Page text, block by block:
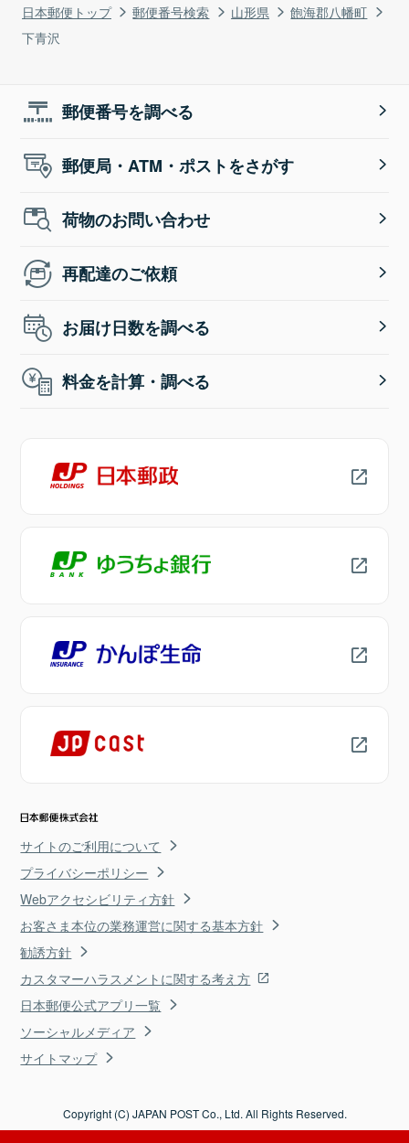
日本郵便トップ 郵便番号検索 山形県
飽海郡八幡町
下青沢
郵便番号を調べる
郵便局・ATM・ポストをさがす
荷物のお問い合わせ
再配達のご依頼
お届け日数を調べる
料金を計算・調べる
サイトのご利用について
プライバシーポリシー
Webアクセシビリティ方針
お客さま本位の業務運営に関する基本方針
勧誘方針
カスタマーハラスメントに関する考え方
日本郵便公式アプリ一覧
ソーシャルメディア
サイトマップ
Copyright (C) JAPAN POST Co., Ltd. All Rights Reserved.